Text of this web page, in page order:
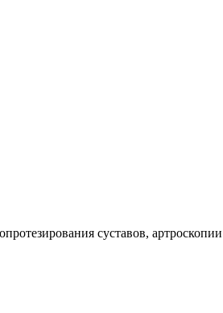
суставов,